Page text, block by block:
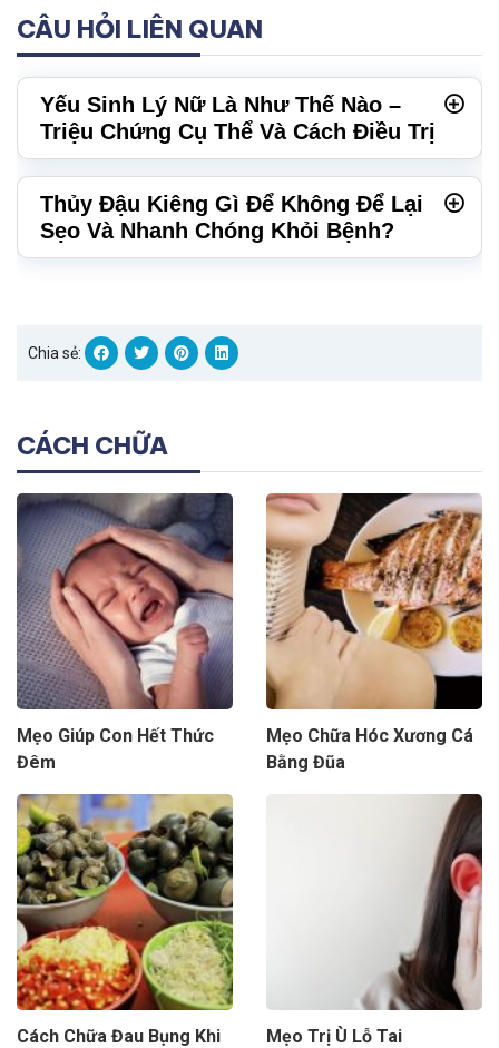
CÂU HỎI LIÊN QUAN
Yếu Sinh Lý Nữ Là Như Thế Nào –
Triệu Chứng Cụ Thể Và Cách Điều Trị
Thủy Đậu Kiêng Gì Để Không Để Lại
Sẹo Và Nhanh Chóng Khỏi Bệnh?
Chia sẻ:
CÁCH CHỮA
Mẹo Giúp Con Hết Thức
Đêm
Mẹo Chữa Hóc Xương Cá
Bằng Đũa
Cách Chữa Đau Bụng Khi
Mẹo Trị Ù Lỗ Tai